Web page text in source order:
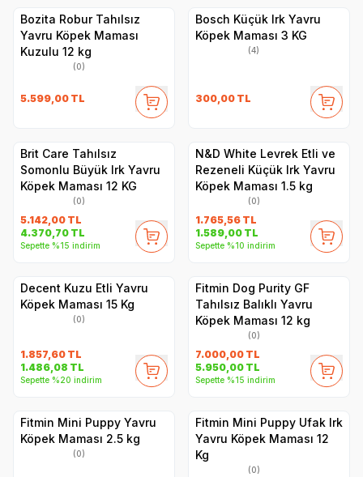
Bozita Robur Tahılsız
Yavru Köpek Maması
Kuzulu 12 kg
(0)
5.599,00 TL
Bosch Küçük Irk Yavru
Köpek Maması 3 KG
(4)
300,00 TL
Brit Care Tahılsız
Somonlu Büyük Irk Yavru
Köpek Maması 12 KG
(0)
5.142,00 TL
4.370,70 TL
Sepette %15 indirim
N&D White Levrek Etli ve
Rezeneli Küçük Irk Yavru
Köpek Maması 1.5 kg
(0)
1.765,56 TL
1.589,00 TL
Sepette %10 indirim
Decent Kuzu Etli Yavru
Köpek Maması 15 Kg
(0)
1.857,60 TL
1.486,08 TL
Sepette %20 indirim
Fitmin Dog Purity GF
Tahılsız Balıklı Yavru
Köpek Maması 12 kg
(0)
7.000,00 TL
5.950,00 TL
Sepette %15 indirim
Fitmin Mini Puppy Yavru
Köpek Maması 2.5 kg
(0)
Fitmin Mini Puppy Ufak Irk
Yavru Köpek Maması 12
Kg
(0)